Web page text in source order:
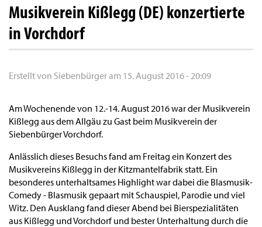
Musikverein Kißlegg (DE) konzertierte
in Vorchdorf
Erstellt von Siebenbürgeram 15. August 2016 - 20:09
Am Wochenende von 12.-14. August 2016 war der Musikverein
Kißlegg aus dem Allgäu zu Gast beim Musikverein der
Siebenbürger Vorchdorf.
Anlässlich dieses Besuchs fand am Freitag ein Konzert des
Musikvereins Kißlegg in der Kitzmantelfabrik statt. Ein
besonderes unterhaltsames Highlight war dabei die Blasmusik-
Comedy - Blasmusik gepaart mit Schauspiel, Parodie und viel
Witz. Den Ausklang fand dieser Abend bei Bierspezialitäten
aus Kißlegg und Vorchdorf und bester Unterhaltung durch die